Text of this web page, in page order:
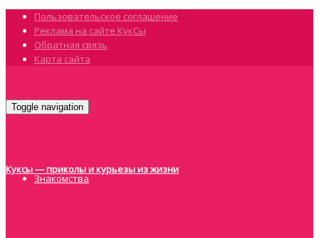
Пользовательское соглашение
Реклама на сайте КукСы
Обратная связь
Карта сайта
Toggle navigation
Куксы — приколы и курьезы из жизни
Знакомства